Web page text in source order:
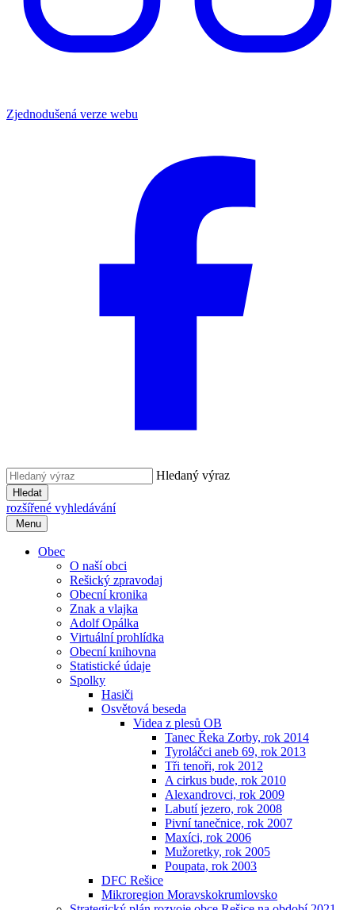
Zjednodušená verze webu
Hledaný výraz
Hledat
rozšířené vyhledávání
Menu
Obec
O naší obci
Rešický zpravodaj
Obecní kronika
Znak a vlajka
Adolf Opálka
Virtuální prohlídka
Obecní knihovna
Statistické údaje
Spolky
Hasiči
Osvětová beseda
Videa z plesů OB
Tanec Řeka Zorby, rok 2014
Tyroláčci aneb 69, rok 2013
Tři tenoři, rok 2012
A cirkus bude, rok 2010
Alexandrovci, rok 2009
Labutí jezero, rok 2008
Pivní tanečnice, rok 2007
Maxíci, rok 2006
Mužoretky, rok 2005
Poupata, rok 2003
DFC Rešice
Mikroregion Moravskokrumlovsko